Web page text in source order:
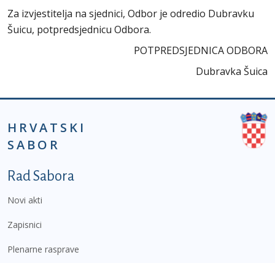
Za izvjestitelja na sjednici, Odbor je odredio Dubravku
Šuicu, potpredsjednicu Odbora.
POTPREDSJEDNICA ODBORA
Dubravka Šuica
HRVATSKI
SABOR
Podnožje prvi izbornik
Rad Sabora
Novi akti
Zapisnici
Plenarne rasprave